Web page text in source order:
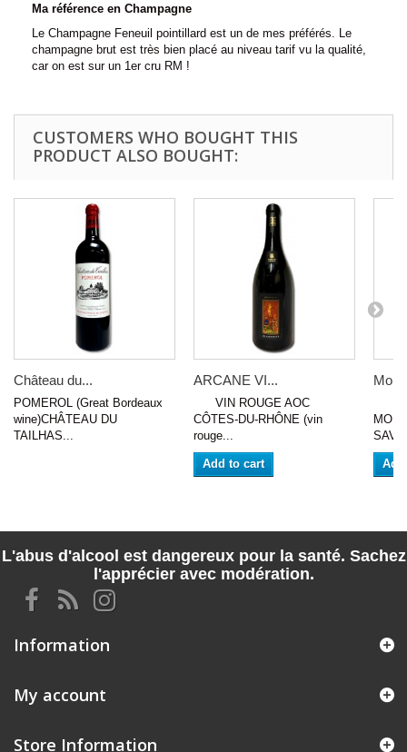
Ma référence en Champagne
Le Champagne Feneuil pointillard est un de mes préférés. Le
champagne brut est très bien placé au niveau tarif vu la qualité,
car on est sur un 1er cru RM !
CUSTOMERS WHO BOUGHT THIS
PRODUCT ALSO BOUGHT:
Château du...
POMEROL (Great Bordeaux
wine)CHÂTEAU DU
TAILHAS...
ARCANE VI...
VIN ROUGE AOC
CÔTES-DU-RHÔNE (vin
rouge...
Add to cart
L'abus d'alcool est dangereux pour la santé. Sachez
l'apprécier avec modération.
Information
My account
Store Information